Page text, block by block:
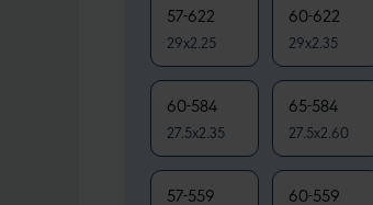
57-622
29x2.25
60-622
29x2.35
60-584
27.5x2.35
65-584
27.5x2.60
57-559 60-559